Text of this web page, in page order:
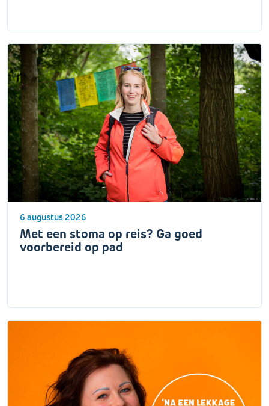
6 augustus 2026
Met een stoma op reis? Ga goed
voorbereid op pad